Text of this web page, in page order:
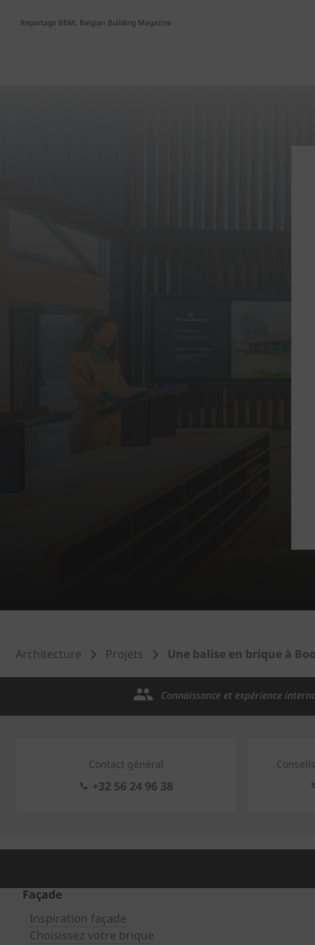
Reportage BBM, Belgian Building Magazine
Architecture Projets Une balise en brique à
Connaissance et expérience
Contact général
+32 56 24 96 38
Façade
Inspiration façade
Choisissez votre brique